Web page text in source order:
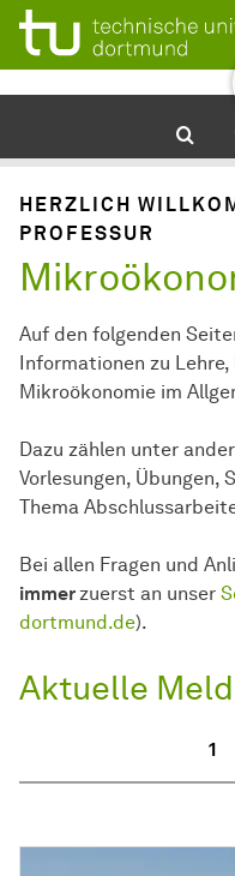
Zur Navigation
Zum Schnellzugriff
Zum Fuß der Seite mit
Zum Inhalt
Zur Startseite
HERZLICH
PROFESSUR
Auf den folgenden
Informationen zu
Mikroökonomie im
Dazu zählen unter
Vorlesungen, Übungen,
Thema
Bei allen Fragen und
immerzuerst an unser
dortmund.de).
Aktuelle
1